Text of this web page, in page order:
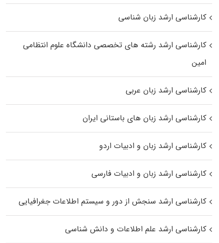
کارشناسی ارشد زبان شناسی
کارشناسی ارشد رﺷﺘﻪ ﻫﺎی تخصصی داﻧﺸﮕﺎه ﻋﻠﻮم انتظامی
اﻣﻴﻦ
کارشناسی ارشد زبان عربی
کارشناسی ارشد زبان‌ های باستانی ایران
کارشناسی ارشد زبان و ادبیات اردو
کارشناسی ارشد زبان و ادبیات فارسی
کارشناسی ارشد سنجش از دور و سیستم اطلاعات جغرافیایی
کارشناسی ارشد علم اطلاعات و دانش شناسی